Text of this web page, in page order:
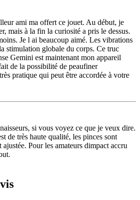
ami ma offert ce jouet. Au début, je
mais à la fin la curiosité a pris le dessus.
Je l ai beaucoup aimé. Les vibrations
stimulation globale du corps. Ce truc
Gemini est maintenant mon appareil
de la possibilité de peaufiner
pratique qui peut être accordée à votre
si vous voyez ce que je veux dire.
de très haute qualité, les pinces sont
Pour les amateurs dimpact accru